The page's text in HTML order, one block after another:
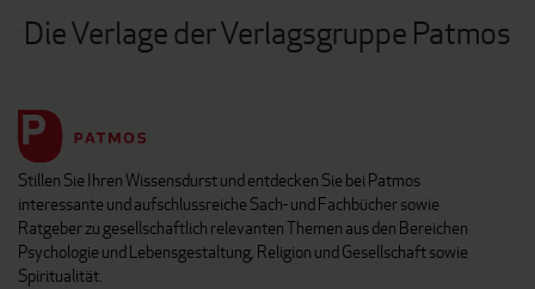
Die Verlage der Verlagsgruppe Patmos
Stillen Sie Ihren Wissensdurst und entdecken Sie bei Patmos
interessante und aufschlussreiche Sach- und Fachbücher sowie
Ratgeber zu gesellschaftlich relevanten Themen aus den Bereichen
Psychologie und Lebensgestaltung, Religion und Gesellschaft sowie
Spiritualität.